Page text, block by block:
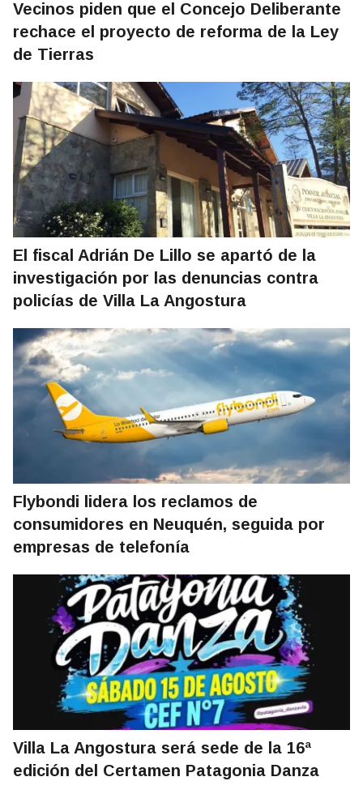
Vecinos piden que el Concejo Deliberante
rechace el proyecto de reforma de la Ley
de Tierras
El fiscal Adrián De Lillo se apartó de la
investigación por las denuncias contra
policías de Villa La Angostura
Flybondi lidera los reclamos de
consumidores en Neuquén, seguida por
empresas de telefonía
Villa La Angostura será sede de la 16ª
edición del Certamen Patagonia Danza